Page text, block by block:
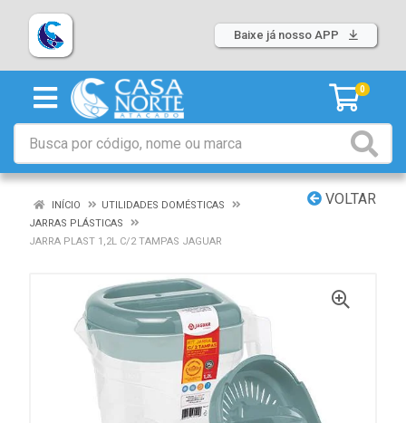
Baixe já nosso APP
0
VOLTAR
INÍCIO
UTILIDADES DOMÉSTICAS
JARRAS PLÁSTICAS
JARRA PLAST 1,2L C/2 TAMPAS JAGUAR